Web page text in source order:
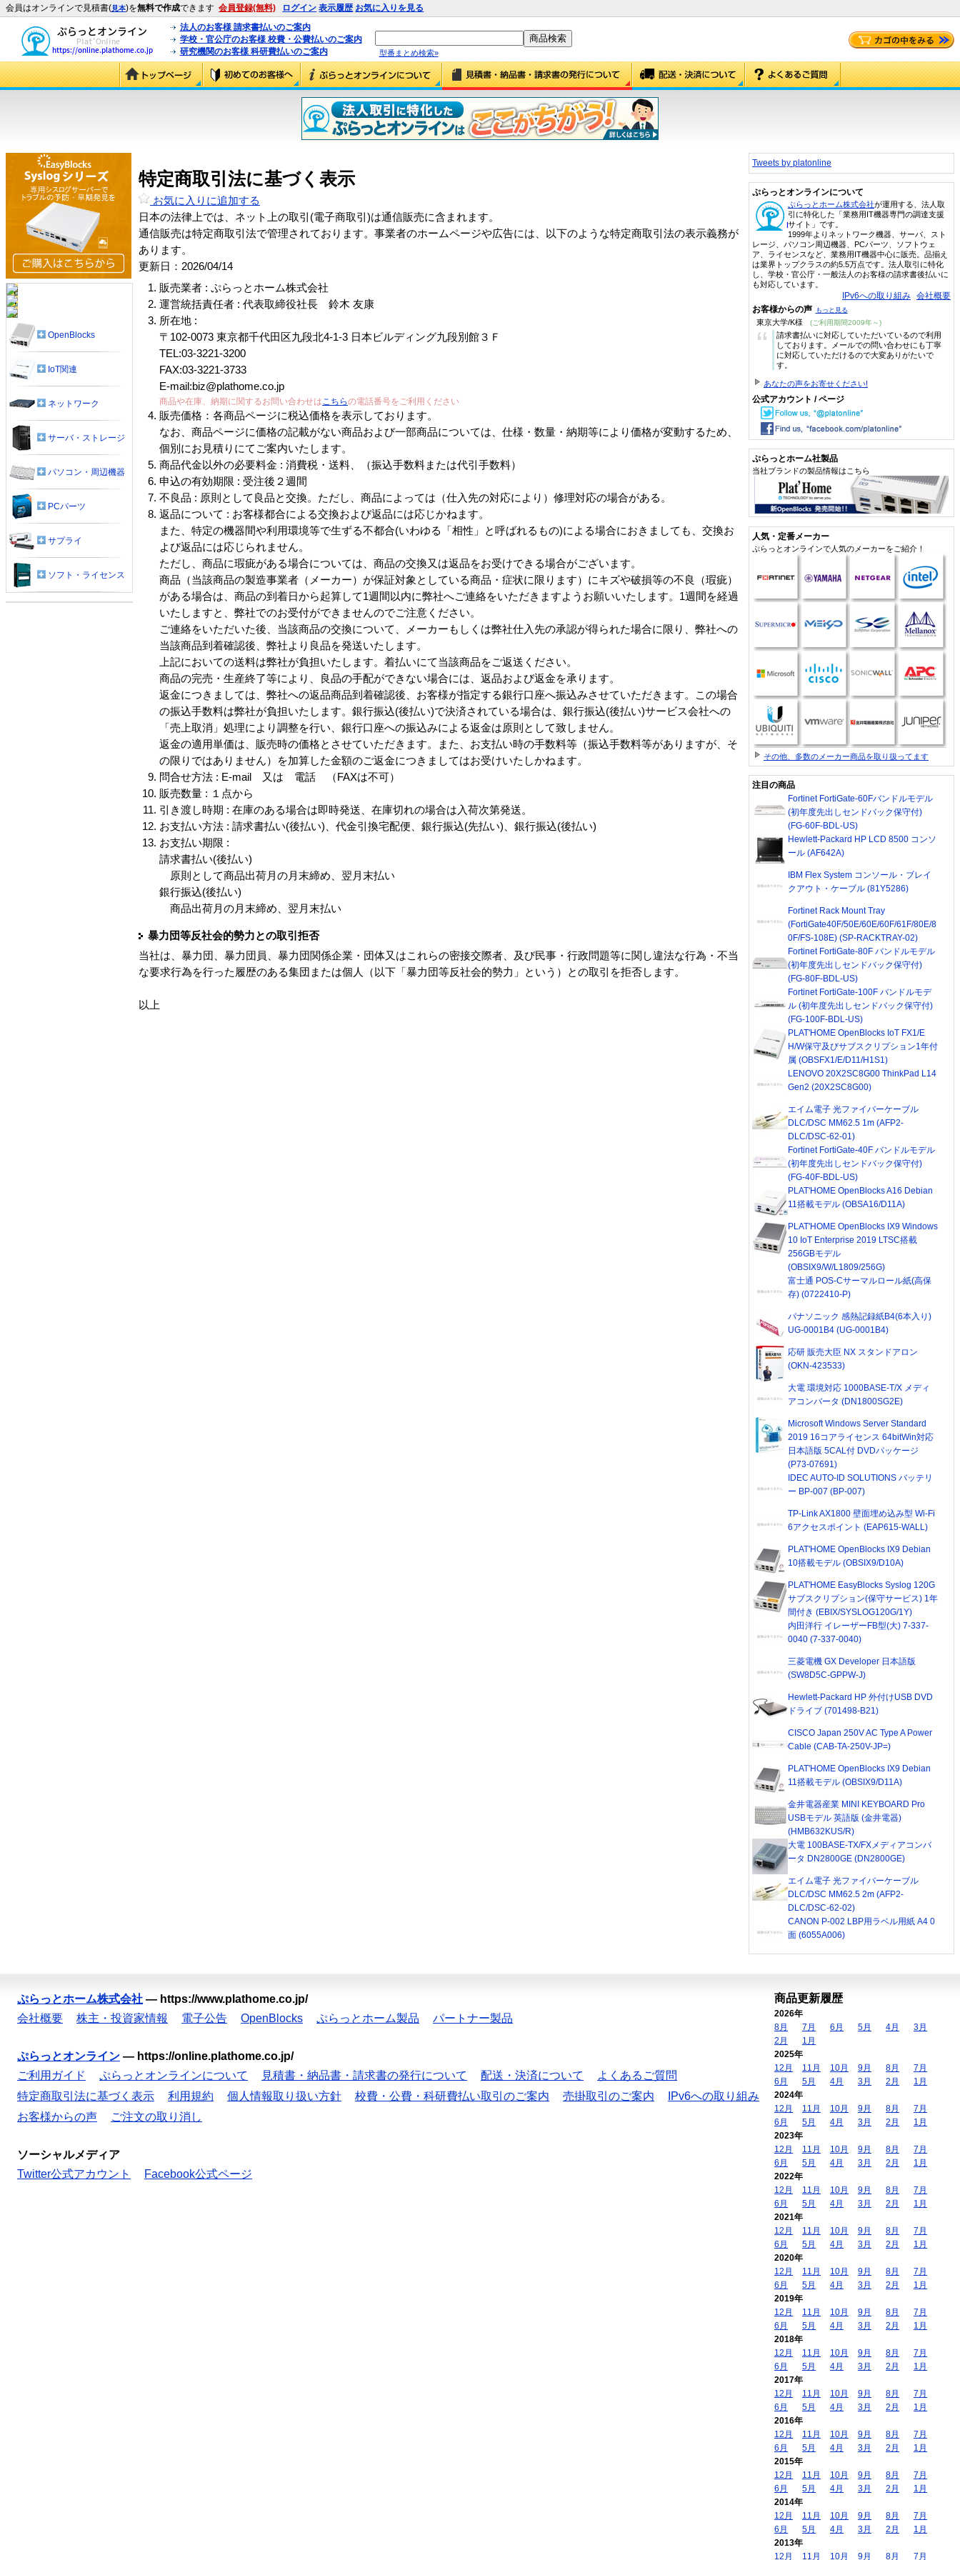
会員はオンラインで見積書(見本)を無料で作成できます 会員登録(無料) ログイン 表示履歴 お気に入りを見る
法人のお客様 請求書払いのご案内
学校・官公庁のお客様 校費・公費払いのご案内
研究機関のお客様 科研費払いのご案内
型番まとめ検索»
特定商取引法に基づく表示
お気に入りに追加する
日本の法律上では、ネット上の取引(電子商取引)は通信販売に含まれます。
通信販売は特定商取引法で管理されております。事業者のホームページや広告には、以下のような特定商取引法の表示義務が
あります。
更新日：2026/04/14
販売業者 : ぷらっとホーム株式会社
運営統括責任者 : 代表取締役社長 鈴木 友康
所在地 :
〒102-0073 東京都千代田区九段北4-1-3 日本ビルディング九段別館３Ｆ
TEL:03-3221-3200
FAX:03-3221-3733
E-mail:biz@plathome.co.jp
商品や在庫、納期に関するお問い合わせは こちらの電話番号をご利用ください
販売価格：各商品ページに税込価格を表示しております。
なお、商品ページに価格の記載がない商品および一部商品については、仕様・数量・納期等により価格が変動するため、
個別にお見積りにてご案内いたします。
商品代金以外の必要料金 : 消費税・送料、（振込手数料または代引手数料）
申込の有効期限 : 受注後２週間
不良品 : 原則として良品と交換。ただし、商品によっては（仕入先の対応により）修理対応の場合がある。
返品について : お客様都合による交換および返品には応じかねます。
また、特定の機器間や利用環境等で生ずる不都合(いわゆる「相性」と呼ばれるもの)による場合におきましても、交換お
よび返品には応じられません。
ただし、商品に瑕疵がある場合については、商品の交換又は返品をお受けできる場合がございます。
商品（当該商品の製造事業者（メーカー）が保証対象としている商品・症状に限ります）にキズや破損等の不良（瑕疵）
がある場合は、商品の到着日から起算して1週間以内に弊社へご連絡をいただきますようお願いいたします。1週間を経過
いたしますと、弊社でのお受付ができませんのでご注意ください。
ご連絡をいただいた後、当該商品の交換について、メーカーもしくは弊社仕入先の承認が得られた場合に限り、弊社への
当該商品到着確認後、弊社より良品を発送いたします。
上記においての送料は弊社が負担いたします。着払いにて当該商品をご返送ください。
商品の完売・生産終了等により、良品の手配ができない場合には、返品および返金を承ります。
返金につきましては、弊社への返品商品到着確認後、お客様が指定する銀行口座へ振込みさせていただきます。この場合
の振込手数料は弊社が負担いたします。銀行振込(後払い)で決済されている場合は、銀行振込(後払い)サービス会社への
「売上取消」処理により調整を行い、銀行口座への振込みによる返金は原則として致しません。
返金の適用単価は、販売時の価格とさせていただきます。また、お支払い時の手数料等（振込手数料等がありますが、そ
の限りではありません）を加算した金額のご返金につきましてはお受けいたしかねます。
問合せ方法 : E-mail 又は 電話 （FAXは不可）
販売数量 : １点から
引き渡し時期 : 在庫のある場合は即時発送、在庫切れの場合は入荷次第発送。
お支払い方法 : 請求書払い(後払い)、代金引換宅配便、銀行振込(先払い)、銀行振込(後払い)
お支払い期限 :
請求書払い(後払い)
原則として商品出荷月の月末締め、翌月末払い
銀行振込(後払い)
商品出荷月の月末締め、翌月末払い
暴力団等反社会的勢力との取引拒否
当社は、暴力団、暴力団員、暴力団関係企業・団体又はこれらの密接交際者、及び民事・行政問題等に関し違法な行為・不当
な要求行為を行った履歴のある集団または個人（以下「暴力団等反社会的勢力」という）との取引を拒否します。
以上
OpenBlocks
IoT関連
ネットワーク
サーバ・ストレージ
パソコン・周辺機器
PCパーツ
サプライ
ソフト・ライセンス
Tweets by platonline
ぷらっとオンラインについて
ぷらっとホーム株式会社が運用する、法人取
引に特化した「業務用IT機器専門の調達支援
サイト」です。
1999年よりネットワーク機器、サーバ、スト
レージ、パソコン周辺機器、PCパーツ、ソフトウェ
ア、ライセンスなど、業務用IT機器中心に販売。品揃え
は業界トップクラスの約5.5万点です。法人取引に特化
し、学校・官公庁・一般法人のお客様の請求書後払いに
も対応しています。
IPv6への取り組み 会社概要
お客様からの声 もっと見る
東京大学/K様 (ご利用期間2009年～)
“
請求書払いに対応していただいているので利用
しております。メールでの問い合わせにも丁寧
に対応していただけるので大変ありがたいで
す。
あなたの声をお寄せください!
公式アカウント / ページ
ぷらっとホーム社製品
当社ブランドの製品情報はこちら
人気・定番メーカー
ぷらっとオンラインで人気のメーカーをご紹介！
その他、多数のメーカー商品を取り扱ってます
注目の商品
Fortinet FortiGate-60Fバンドルモデル
(初年度先出しセンドバック保守付)
(FG-60F-BDL-US)
Hewlett-Packard HP LCD 8500 コンソ
ール (AF642A)
IBM Flex System コンソール・ブレイ
クアウト・ケーブル (81Y5286)
Fortinet Rack Mount Tray
(FortiGate40F/50E/60E/60F/61F/80E/8
0F/FS-108E) (SP-RACKTRAY-02)
Fortinet FortiGate-80F バンドルモデル
(初年度先出しセンドバック保守付)
(FG-80F-BDL-US)
Fortinet FortiGate-100F バンドルモデ
ル (初年度先出しセンドバック保守付)
(FG-100F-BDL-US)
PLAT'HOME OpenBlocks IoT FX1/E
H/W保守及びサブスクリプション1年付
属 (OBSFX1/E/D11/H1S1)
LENOVO 20X2SC8G00 ThinkPad L14
Gen2 (20X2SC8G00)
エイム電子 光ファイバーケーブル
DLC/DSC MM62.5 1m (AFP2-
DLC/DSC-62-01)
Fortinet FortiGate-40F バンドルモデル
(初年度先出しセンドバック保守付)
(FG-40F-BDL-US)
PLAT'HOME OpenBlocks A16 Debian
11搭載モデル (OBSA16/D11A)
PLAT'HOME OpenBlocks IX9 Windows
10 IoT Enterprise 2019 LTSC搭載
256GBモデル
(OBSIX9/W/L1809/256G)
富士通 POS-Cサーマルロール紙(高保
存) (0722410-P)
パナソニック 感熱記録紙B4(6本入り)
UG-0001B4 (UG-0001B4)
応研 販売大臣 NX スタンドアロン
(OKN-423533)
大電 環境対応 1000BASE-T/X メディ
アコンバータ (DN1800SG2E)
Microsoft Windows Server Standard
2019 16コアライセンス 64bitWin対応
日本語版 5CAL付 DVDパッケージ
(P73-07691)
IDEC AUTO-ID SOLUTIONS バッテリ
ー BP-007 (BP-007)
TP-Link AX1800 壁面埋め込み型 Wi-Fi
6アクセスポイント (EAP615-WALL)
PLAT'HOME OpenBlocks IX9 Debian
10搭載モデル (OBSIX9/D10A)
PLAT'HOME EasyBlocks Syslog 120G
サブスクリプション(保守サービス) 1年
間付き (EBIX/SYSLOG120G/1Y)
内田洋行 イレーザーFB型(大) 7-337-
0040 (7-337-0040)
三菱電機 GX Developer 日本語版
(SW8D5C-GPPW-J)
Hewlett-Packard HP 外付けUSB DVD
ドライブ (701498-B21)
CISCO Japan 250V AC Type A Power
Cable (CAB-TA-250V-JP=)
PLAT'HOME OpenBlocks IX9 Debian
11搭載モデル (OBSIX9/D11A)
金井電器産業 MINI KEYBOARD Pro
USBモデル 英語版 (金井電器)
(HMB632KUS/R)
大電 100BASE-TX/FXメディアコンバ
ータ DN2800GE (DN2800GE)
エイム電子 光ファイバーケーブル
DLC/DSC MM62.5 2m (AFP2-
DLC/DSC-62-02)
CANON P-002 LBP用ラベル用紙 A4 0
面 (6055A006)
ぷらっとホーム株式会社 — https://www.plathome.co.jp/
会社概要
株主・投資家情報 電子公告 OpenBlocks ぷらっとホーム製品 パートナー製品
ぷらっとオンライン — https://online.plathome.co.jp/
ご利用ガイド
ぷらっとオンラインについて 見積書・納品書・請求書の発行について 配送・決済について
よくあるご質問
特定商取引法に基づく表示
利用規約 個人情報取り扱い方針 校費・公費・科研費払い取引のご案内 売掛取引のご案内
IPv6への取り組み
お客様からの声
ご注文の取り消し
ソーシャルメディア
Twitter公式アカウント
Facebook公式ページ
商品更新履歴
2026年
8月
7月 6月 5月 4月
3月
2月
1月
2025年
12月
11月 10月 9月 8月
7月
6月
5月 4月 3月 2月
1月
2024年
12月
11月 10月 9月 8月
7月
6月
5月 4月 3月 2月
1月
2023年
12月
11月 10月 9月 8月
7月
6月
5月 4月 3月 2月
1月
2022年
12月
11月 10月 9月 8月
7月
6月
5月 4月 3月 2月
1月
2021年
12月
11月 10月 9月 8月
7月
6月
5月 4月 3月 2月
1月
2020年
12月
11月 10月 9月 8月
7月
6月
5月 4月 3月 2月
1月
2019年
12月
11月 10月 9月 8月
7月
6月
5月 4月 3月 2月
1月
2018年
12月
11月 10月 9月 8月
7月
6月
5月 4月 3月 2月
1月
2017年
12月
11月 10月 9月 8月
7月
6月
5月 4月 3月 2月
1月
2016年
12月
11月 10月 9月 8月
7月
6月
5月 4月 3月 2月
1月
2015年
12月
11月 10月 9月 8月
7月
6月
5月 4月 3月 2月
1月
2014年
12月
11月 10月 9月 8月
7月
6月
5月 4月 3月 2月
1月
2013年
12月
11月 10月 9月 8月 7月